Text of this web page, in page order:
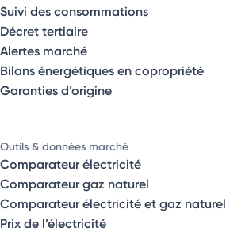
Suivi des consommations
Décret tertiaire
Alertes marché
Bilans énergétiques en copropriété
Garanties d’origine
Outils & données marché
Comparateur électricité
Comparateur gaz naturel
Comparateur électricité et gaz naturel
Prix de l’électricité